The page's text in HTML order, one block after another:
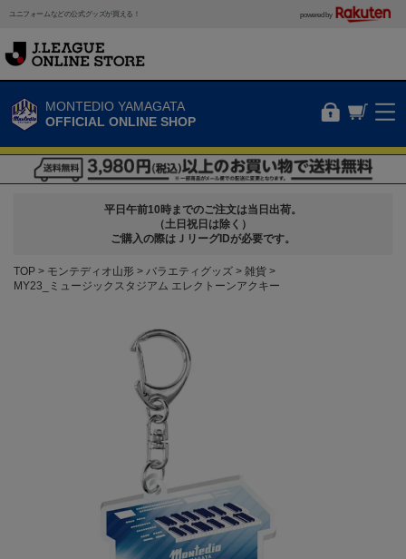
ユニフォームなどの公式グッズが買える！ powered by
MONTEDIO YAMAGATA
OFFICIAL ONLINE SHOP
平日午前10時までのご注文は当日出荷。
（土日祝日は除く）
ご購入の際はＪリーグIDが必要です。
TOP モンテディオ山形 バラエティグッズ
雑貨
MY23_ミュージックスタジアム エレクトーンアクキー